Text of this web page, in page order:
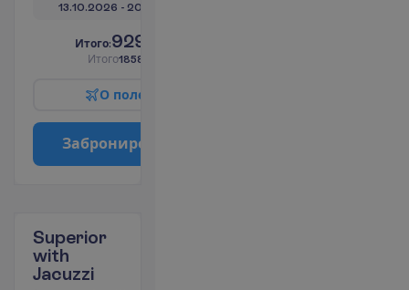
13.10.2026 - 20.10.2026
Итого:929.00
Итого1858.00
О поле
Заброниро
Superior
with
Jacuzzi